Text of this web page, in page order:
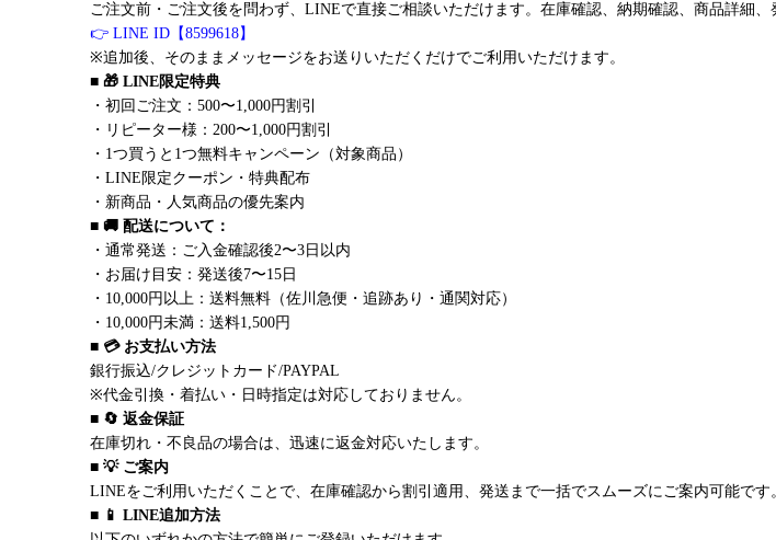
ご注文前・ご注文後を問わず、LINEで直接ご相談いただけます。在庫確認、納期確認、商品詳細
👉 LINE ID【8599618】
※追加後、そのままメッセージをお送りいただくだけでご利用いただけます。
■ 🎁 LINE限定特典
・初回ご注文：500〜1,000円割引
・リピーター様：200〜1,000円割引
・1つ買うと1つ無料キャンペーン（対象商品）
・LINE限定クーポン・特典配布
・新商品・人気商品の優先案内
■ 🚚 配送について：
・通常発送：ご入金確認後2〜3日以内
・お届け目安：発送後7〜15日
・10,000円以上：送料無料（佐川急便・追跡あり・通関対応）
・10,000円未満：送料1,500円
■ 💳 お支払い方法
銀行振込/クレジットカード/PAYPAL
※代金引換・着払い・日時指定は対応しておりません。
■ 🔄 返金保証
在庫切れ・不良品の場合は、迅速に返金対応いたします。
■ 💡 ご案内
LINEをご利用いただくことで、在庫確認から割引適用、発送まで一括でスムーズにご案内可能で
■ 📱 LINE追加方法